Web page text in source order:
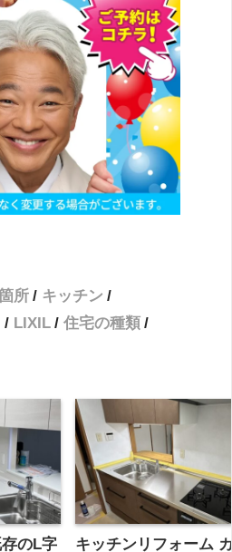
所
キッチン
LIXIL
住宅の種類
のL字
キッチンリフォーム